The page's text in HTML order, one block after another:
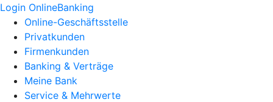
Login OnlineBanking
Online-Geschäftsstelle
Privatkunden
Firmenkunden
Banking & Verträge
Meine Bank
Service & Mehrwerte